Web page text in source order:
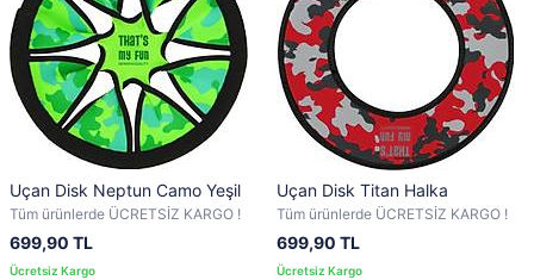
Uçan Disk Neptun Camo Yeşil
Tüm ürünlerde ÜCRETSİZ KARGO !
699,90 TL
Uçan Disk Titan Halka
Tüm ürünlerde ÜCRETSİZ KARGO !
699,90 TL